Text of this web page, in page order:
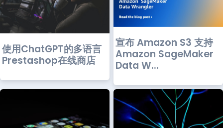
使用ChatGPT的多语言
Prestashop在线商店
宣布 Amazon S3 支持
Amazon SageMaker
Data W...